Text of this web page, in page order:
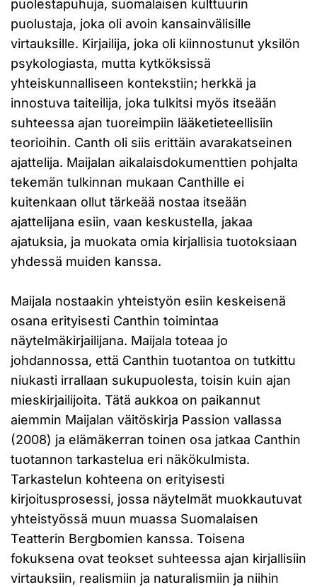
puolestapuhuja, suomalaisen kulttuurin
puolustaja, joka oli avoin kansainvälisille
virtauksille. Kirjailija, joka oli kiinnostunut yksilön
psykologiasta, mutta kytköksissä
yhteiskunnalliseen kontekstiin; herkkä ja
innostuva taiteilija, joka tulkitsi myös itseään
suhteessa ajan tuoreimpiin lääketieteellisiin
teorioihin. Canth oli siis erittäin avarakatseinen
ajattelija. Maijalan aikalaisdokumenttien pohjalta
tekemän tulkinnan mukaan Canthille ei
kuitenkaan ollut tärkeää nostaa itseään
ajattelijana esiin, vaan keskustella, jakaa
ajatuksia, ja muokata omia kirjallisia tuotoksiaan
yhdessä muiden kanssa.
Maijala nostaakin yhteistyön esiin keskeisenä
osana erityisesti Canthin toimintaa
näytelmäkirjailijana. Maijala toteaa jo
johdannossa, että Canthin tuotantoa on tutkittu
niukasti irrallaan sukupuolesta, toisin kuin ajan
mieskirjailijoita. Tätä aukkoa on paikannut
aiemmin Maijalan väitöskirja Passion vallassa
(2008) ja elämäkerran toinen osa jatkaa Canthin
tuotannon tarkastelua eri näkökulmista.
Tarkastelun kohteena on erityisesti
kirjoitusprosessi, jossa näytelmät muokkautuvat
yhteistyössä muun muassa Suomalaisen
Teatterin Bergbomien kanssa. Toisena
fokuksena ovat teokset suhteessa ajan kirjallisiin
virtauksiin, realismiin ja naturalismiin ja niihin